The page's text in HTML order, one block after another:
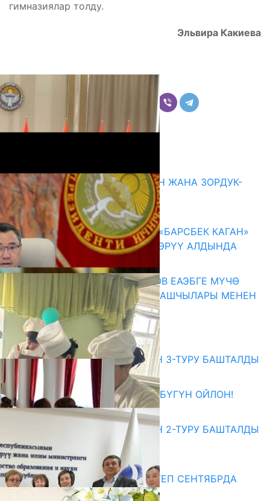
гимназиялар толду.
Эльвира Какиева
Комментарийлер
ГЕНДЕРДИК БАСМЫРЛООДОН ЖАНА ЗОРДУК-
ЗОМБУЛУКТАН КОРГОО
07.08.2026
КЫРГЫЗ ТАРЫХЫ ТАСМАДА: «БАРСБЕК КАГАН»
КӨРКӨМ ТАСМАСЫ ЖАРЫК КӨРҮҮ АЛДЫНДА
07.08.2026
ПРЕЗИДЕНТ САДЫР ЖАПАРОВ ЕАЭБГЕ МҮЧӨ
МАМЛЕКЕТТЕРДИН ӨКМӨТ БАШЧЫЛАРЫ МЕНЕН
ЖОЛУГУШТУ
07.08.2026
Абитуриент
ЖОЖДОРГО КАБЫЛ АЛУУНУН 3-ТУРУ БАШТАЛДЫ
27.07.2026
ӨЗҮҢДҮН КЕЛЕЧЕГИҢ ҮЧҮН БҮГҮН ОЙЛОН!
20.07.2026
ЖОЖДОРГО КАБЫЛ АЛУУНУН 2-ТУРУ БАШТАЛДЫ
20.07.2026
Медиа
СУЗАКТА 750 ОРУНДУУ МЕКТЕП СЕНТЯБРДА
ПАЙДАЛАНУУГА БЕРИЛЕТ